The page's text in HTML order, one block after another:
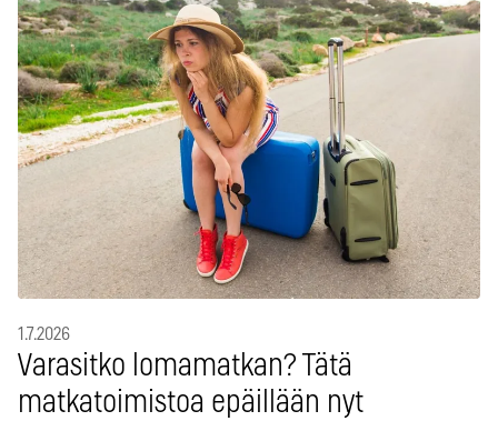
1.7.2026
Varasitko lomamatkan? Tätä
matkatoimistoa epäillään nyt